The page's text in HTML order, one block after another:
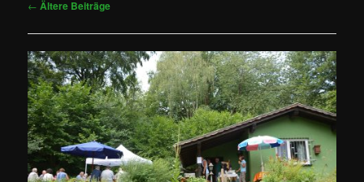
Beitragsnavigation
← Ältere Beiträge